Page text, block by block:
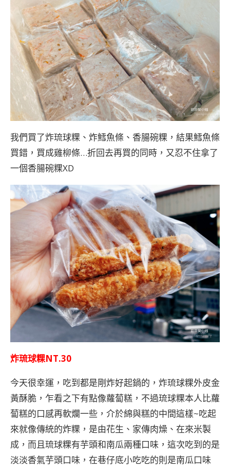
我們買了炸琉球粿、炸鱈魚條、香腸碗粿，結果鱈魚條
買錯，買成雞柳條…折回去再買的同時，又忍不住拿了
一個香腸碗粿XD
炸琉球粿NT.30
今天很幸運，吃到都是剛炸好起鍋的，炸琉球粿外皮金
黃酥脆，乍看之下有點像蘿蔔糕，不過琉球粿本人比蘿
蔔糕的口感再軟爛一些，介於綿與糕的中間這樣~吃起
來就像傳統的炸粿，是由花生、家傳肉燥、在來米製
成，而且琉球粿有芋頭和南瓜兩種口味，這次吃到的是
淡淡香氣芋頭口味，在巷仔底小吃吃的則是南瓜口味